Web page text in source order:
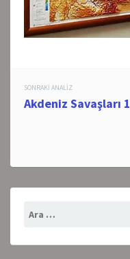
Post
SONRAKI ANALIZ
Akdeniz Savaşları 1